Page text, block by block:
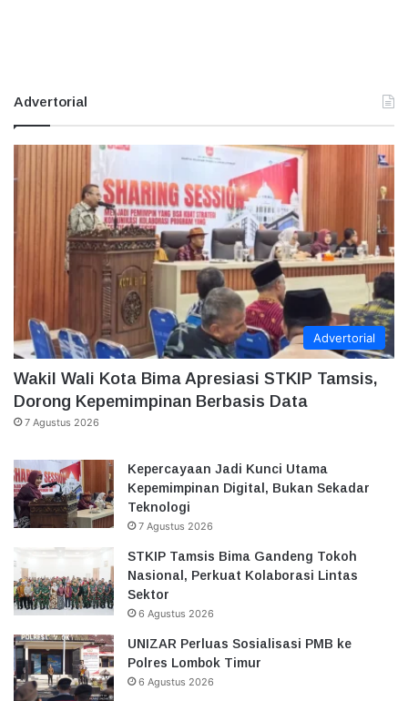
Advertorial
Advertorial
Wakil Wali Kota Bima Apresiasi STKIP Tamsis,
Dorong Kepemimpinan Berbasis Data
7 Agustus 2026
Kepercayaan Jadi Kunci Utama
Kepemimpinan Digital, Bukan Sekadar
Teknologi
7 Agustus 2026
STKIP Tamsis Bima Gandeng Tokoh
Nasional, Perkuat Kolaborasi Lintas
Sektor
6 Agustus 2026
UNIZAR Perluas Sosialisasi PMB ke
Polres Lombok Timur
6 Agustus 2026